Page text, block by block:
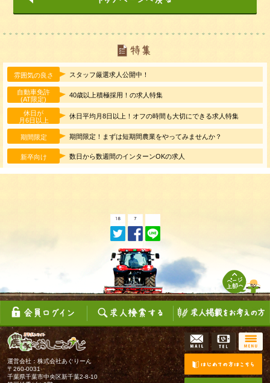
雰囲気の良さ スタッフ厳選求人公開中！
自動車免許
(AT限定)
40歳以上積極採用！の求人特集
休日が
月6日以上
休日平均月8日以上！オフの時間も大切にできる求人特集
期間限定 期間限定！まずは短期間農業をやってみませんか？
新卒向け 数日から数週間のインターンOKの求人
運営会社：株式会社あぐりーん
〒260-0031
千葉県千葉市中央区新千葉2-8-10